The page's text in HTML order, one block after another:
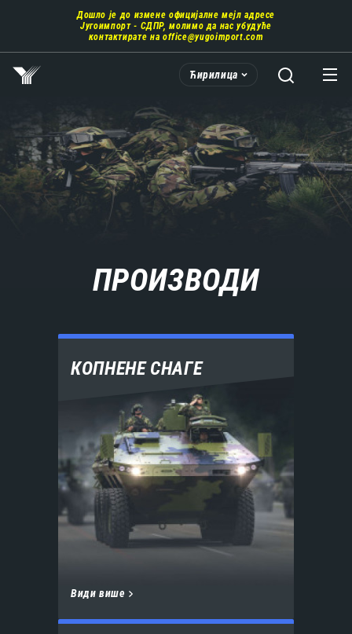
главни
део
садржаја
Дошло је до измене официјалне мејл адресе
Југоимпорт - СДПР, молимо да нас убудуће
контактирате на office@yugoimport.com
Ћирилица
ПРОИЗВОДИ
КОПНЕНЕ СНАГЕ
Види више